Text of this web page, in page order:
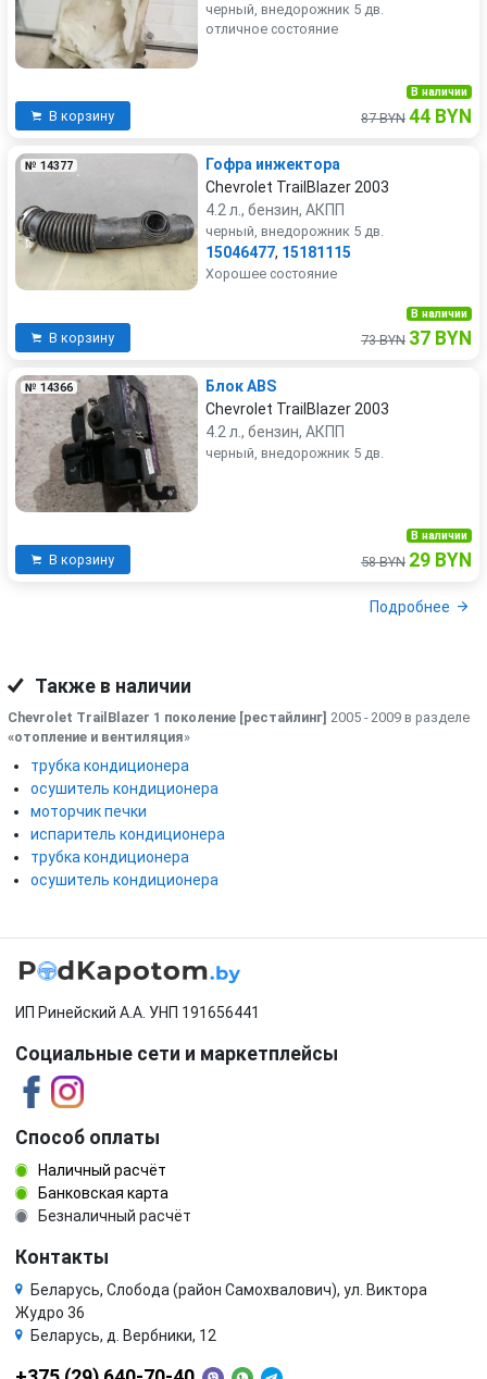
черный, внедорожник 5 дв.
отличное состояние
В корзину
В наличии
87 BYN 44 BYN
№ 14377
Гофра инжектора
Chevrolet TrailBlazer 2003
4.2 л., бензин, АКПП
черный, внедорожник 5 дв.
15046477, 15181115
Хорошее состояние
В корзину
В наличии
73 BYN 37 BYN
№ 14366
Блок ABS
Chevrolet TrailBlazer 2003
4.2 л., бензин, АКПП
черный, внедорожник 5 дв.
В корзину
В наличии
58 BYN 29 BYN
Подробнее
Также в наличии
Chevrolet TrailBlazer 1 поколение [рестайлинг] 2005 - 2009 в разделе
«отопление и вентиляция»
трубка кондиционера
осушитель кондиционера
моторчик печки
испаритель кондиционера
трубка кондиционера
осушитель кондиционера
ИП Ринейский А.А. УНП 191656441
Социальные сети и маркетплейсы
Способ оплаты
Наличный расчёт
Банковская карта
Безналичный расчёт
Контакты
Беларусь, Слобода (район Самохвалович), ул. Виктора
Жудро 36
Беларусь, д. Вербники, 12